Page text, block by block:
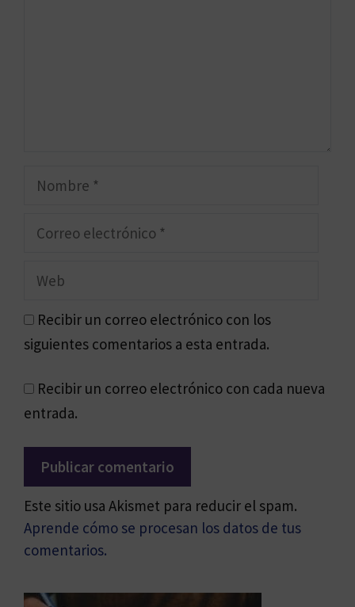
Nombre
Recibir un correo electrónico con los
siguientes comentarios a esta entrada.
Recibir un correo electrónico con cada nueva
entrada.
Este sitio usa Akismet para reducir el spam.
Aprende cómo se procesan los datos de tus
comentarios.